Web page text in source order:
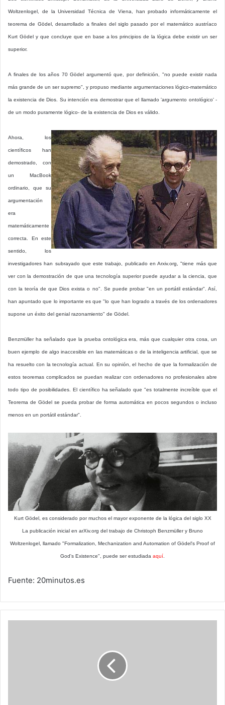
Woltzenlogel, de la Universidad Técnica de Viena, han probado informáticamente el
teorema de Gödel, desarrollado a finales del siglo pasado por el matemático austríaco
Kurt Gödel y que concluye que en base a los principios de la lógica debe existir un ser
superior.
A finales de los años 70 Gödel argumentó que, por definición, "no puede existir nada
más grande de un ser supremo", y propuso mediante argumentaciones lógico-matemático
la existencia de Dios. Su intención era demostrar que el llamado 'argumento ontológico' -
de un modo puramente lógico- de la existencia de Dios es válido.
Ahora, los
científicos han
demostrado, con
un MacBook
ordinario, que su
argumentación
era
matemáticamente
correcta. En este
sentido, los
investigadores han subrayado que este trabajo, publicado en Arxiv.org, "tiene más que
ver con la demostración de que una tecnología superior puede ayudar a la ciencia, que
con la teoría de que Dios exista o no". Se puede probar "en un portátil estándar". Así,
han apuntado que lo importante es que "lo que han logrado a través de los ordenadores
supone un éxito del genial razonamiento" de Gödel.
Benzmüller ha señalado que la prueba ontológica era, más que cualquier otra cosa, un
buen ejemplo de algo inaccesible en las matemáticas o de la inteligencia artificial, que se
ha resuelto con la tecnología actual. En su opinión, el hecho de que la formalización de
estos teoremas complicados se puedan realizar con ordenadores no profesionales abre
todo tipo de posibilidades. El científico ha señalado que "es totalmente increíble que el
Teorema de Gödel se pueda probar de forma automática en pocos segundos o incluso
menos en un portátil estándar".
Kurt Gödel, es considerado por muchos el mayor exponente de la lógica del siglo XX
La publicación inicial en arXiv.org del trabajo de Christoph Benzmüller y Bruno
Woltzenlogel, llamado "Formalization, Mechanization and Automation of Gödel's Proof of
God's Existence", puede ser estudiada aquí
Fuente: 20minutos.es